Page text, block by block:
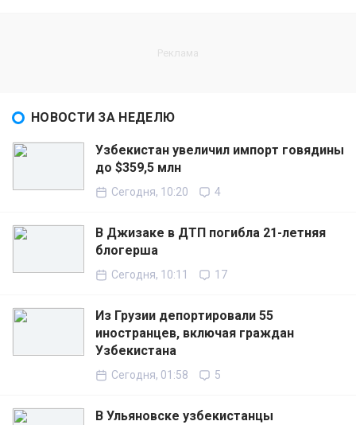
НОВОСТИ ЗА НЕДЕЛЮ
Узбекистан увеличил импорт говядины
до $359,5 млн
Сегодня, 10:20 4
В Джизаке в ДТП погибла 21-летняя
блогерша
Сегодня, 10:11 17
Из Грузии депортировали 55
иностранцев, включая граждан
Узбекистана
Сегодня, 01:58 5
В Ульяновске узбекистанцы